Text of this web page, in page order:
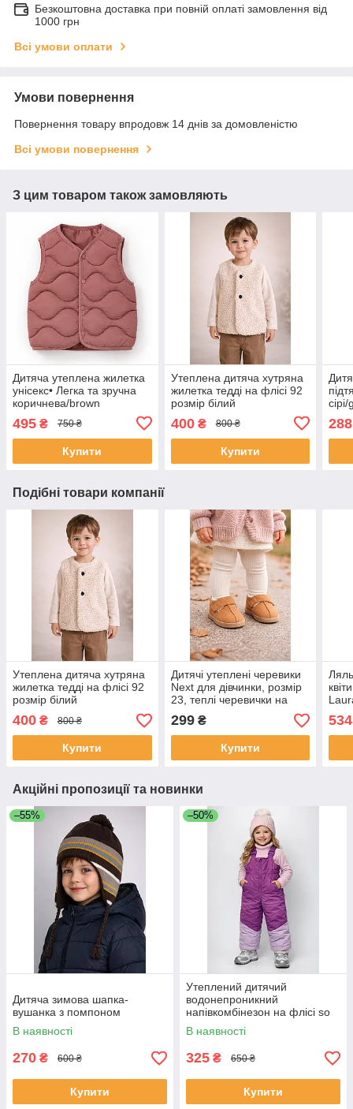
Безкоштовна доставка при повній оплаті замовлення від
1000 грн
Всі умови оплати
Умови повернення
Повернення товару впродовж 14 днів за домовленістю
Всі умови повернення
З цим товаром також замовляють
Дитяча утеплена жилетка
унісекс• Легка та зручна
коричнева/brown
495 ₴ 750 ₴
Купити
Утеплена дитяча хутряна
жилетка тедді на флісі 92
розмір білий
400₴ 800 ₴
Купити
288
Подібні товари компанії
Утеплена дитяча хутряна
жилетка тедді на флісі 92
розмір білий
400 ₴ 800 ₴
Купити
Дитячі утеплені черевики
Next для дівчинки, розмір
23, теплі черевички на
липучці
299₴
Купити
534
Акційні пропозиції та новинки
–55%
Дитяча зимова шапка-
вушанка з помпоном
В наявності
270 ₴ 600 ₴
Купити
–50%
Утеплений дитячий
водонепроникний
напівкомбінезон на флісі so
cute фіолетового кольору
розмір 86
В наявності
325 ₴ 650 ₴
Купити